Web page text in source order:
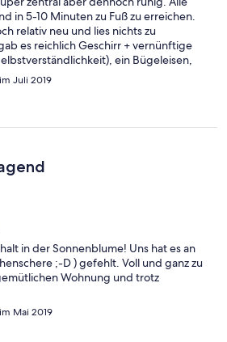
in 5-10 Minuten zu Fuß zu erreichen.
relativ neu und lies nichts zu
es reichlich Geschirr + vernünftige
ein Bügeleisen,
zweijährige Tochter. Wir können
Juli 2019
in der Sonnenblume! Uns hat es an
;-D ) gefehlt. Voll und ganz zu
Wohnung und trotz
Mai 2019